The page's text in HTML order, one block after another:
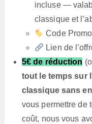
incluse —
classique et
Code
Lien de
5€ de réduction
tout le temps sur
classique sans
vous permettre de
coût, nous vous